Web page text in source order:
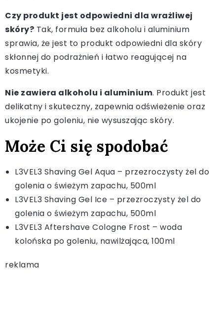
Czy produkt jest odpowiedni dla wrażliwej
skóry? Tak, formuła bez alkoholu i aluminium
sprawia, że jest to produkt odpowiedni dla skóry
skłonnej do podrażnień i łatwo reagującej na
kosmetyki.
Nie zawiera alkoholu i aluminium. Produkt jest
delikatny i skuteczny, zapewnia odświeżenie oraz
ukojenie po goleniu, nie wysuszając skóry.
Może Ci się spodobać
L3VEL3 Shaving Gel Aqua – przezroczysty żel do
golenia o świeżym zapachu, 500ml
L3VEL3 Shaving Gel Ice – przezroczysty żel do
golenia o świeżym zapachu, 500ml
L3VEL3 Aftershave Cologne Frost – woda
kolońska po goleniu, nawilżająca, 100ml
reklama